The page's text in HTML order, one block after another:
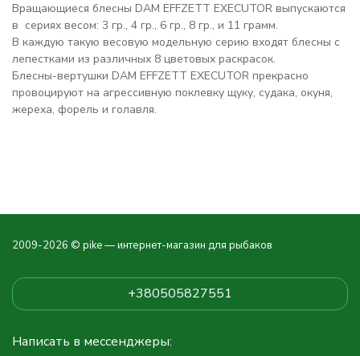
Вращающиеся блесны DAM EFFZETT EXECUTOR выпускаются
в сериях весом: 3 гр., 4 гр., 6 гр., 8 гр., и 11 грамм.
В каждую такую весовую модельную серию входят блесны с
лепестками из различных 8 цветовых раскрасок.
Блесны-вертушки DAM EFFZETT EXECUTOR прекрасно
провоцируют на агрессивную поклевку щуку, судака, окуня,
жереха, форель и голавля.
2009-2026 © pike — интернет-магазин для рыбаков
+380505827551
Написать в мессенджеры: